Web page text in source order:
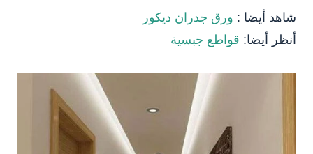
شاهد أيضا : ورق جدران ديكور
أنظر أيضا: قواطع جبسية